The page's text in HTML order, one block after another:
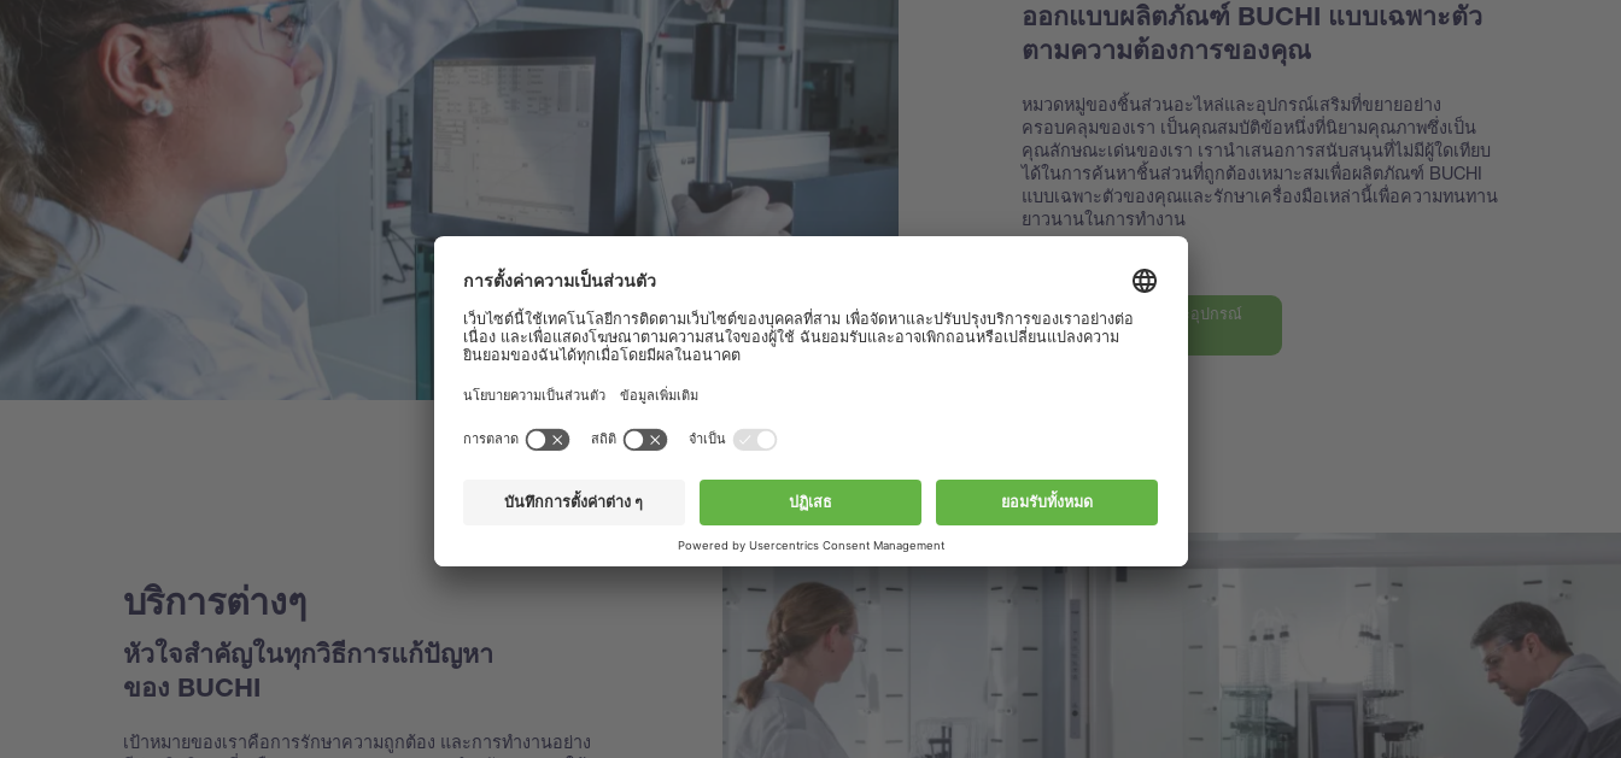
ออกแบบผลิตภัณฑ์ BUCHI แบบเฉพาะตัว
ตามความต้องการของคุณ
หมวดหมู่ของชิ้นส่วนอะไหล่และอุปกรณ์เสริมที่ขยายอย่าง
ครอบคลุมของเรา เป็นคุณสมบัติข้อหนึ่งที่นิยามคุณภาพซึ่งเป็น
คุณลักษณะเด่นของเรา เรานำเสนอการสนับสนุนที่ไม่มีผู้ใดเทียบ
ได้ในการค้นหาชิ้นส่วนที่ถูกต้องเหมาะสมเพื่อผลิตภัณฑ์ BUCHI
แบบเฉพาะตัวของคุณและรักษาเครื่องมือเหล่านี้เพื่อความทนทาน
ยาวนานในการทำงาน
ศึกษาข้อมูลชิ้นส่วนและอุปกรณ์
เสริมของเรา
บริการต่างๆ
หัวใจสำคัญในทุกวิธีการแก้ปัญหา
ของ BUCHI
เป้าหมายของเราคือการรักษาความถูกต้อง และการทำงานอย่าง